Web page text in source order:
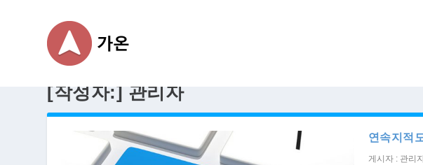
[작성자:] 관리자
연속지적
게시자 : 관리